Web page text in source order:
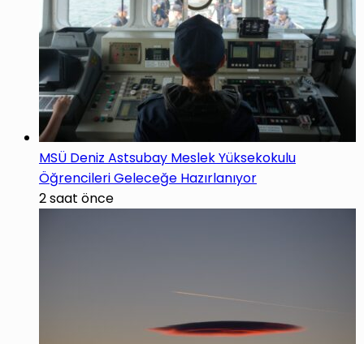
MSÜ Deniz Astsubay Meslek Yüksekokulu
Öğrencileri Geleceğe Hazırlanıyor
2 saat önce